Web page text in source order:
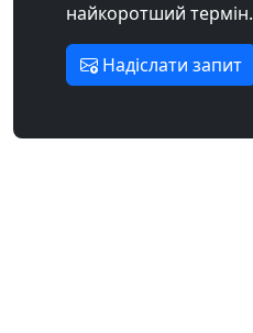
найкоротший термін.
Надіслати запит